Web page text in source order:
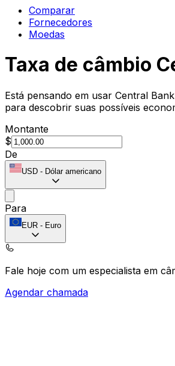
Comparar
Fornecedores
Moedas
Taxa de câmbio
Está pensando em usar Central
para descobrir suas possíveis
Montante
$
De
USD - Dólar americano
Para
EUR - Euro
Fale hoje com um especialista em
Agendar chamada